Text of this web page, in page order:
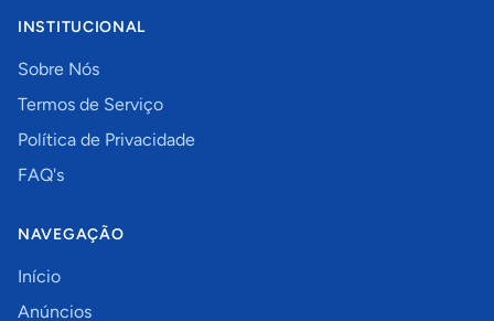
INSTITUCIONAL
Sobre Nós
Termos de Serviço
Política de Privacidade
FAQ's
NAVEGAÇÃO
Início
Anúncios